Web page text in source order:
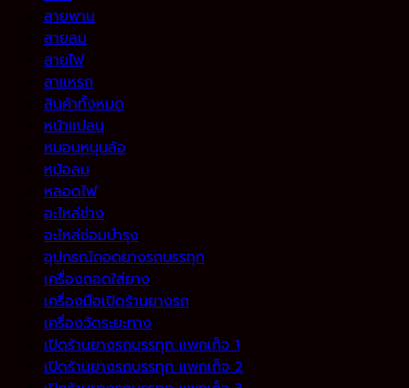
สายพาน
สายลม
สายไฟ
สาแหรก
สินค้าทั้งหมด
หน้าแปลน
หมอนหนุนล้อ
หม้อลม
หลอดไฟ
อะไหล่ช่าง
อะไหล่ซ่อมบำรุง
อุปกรณ์ถอดยางรถบรรทุก
เครื่องถอดใส่ยาง
เครื่องมือเปิดร้านยางรถ
เครื่องวัดระยะทาง
เปิดร้านยางรถบรรทุก แพกเก็จ 1
เปิดร้านยางรถบรรทุก แพกเก็จ 2